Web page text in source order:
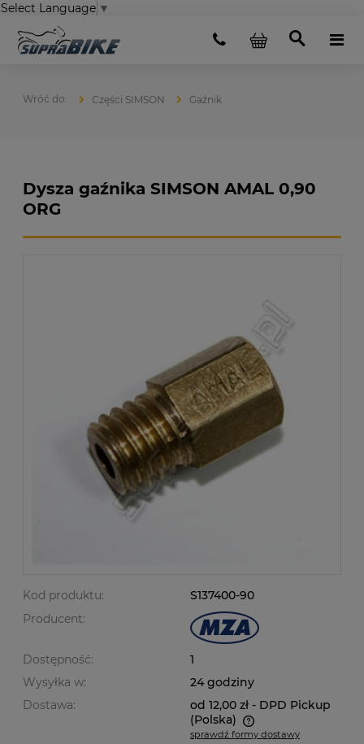
Select Language ▼
Części SIMSON Gaźnik
Dysza gaźnika SIMSON AMAL 0,90
ORG
Kod produktu:
S137400-90
Producent:
Dostępność:
1
Wysyłka w:
24 godziny
Dostawa:
od 12,00 zł - DPD Pickup
(Polska)
Cena nie zawiera ewentualnych kosztów płatności
sprawdź formy dostawy